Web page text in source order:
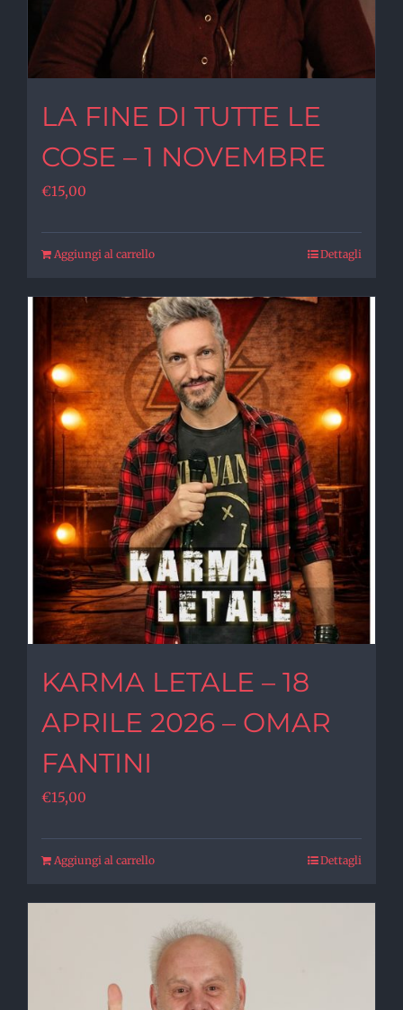
LA FINE DI TUTTE LE
COSE – 1 NOVEMBRE
€15,00
Aggiungi al carrello Dettagli
KARMA LETALE – 18
APRILE 2026 – OMAR
FANTINI
€15,00
Aggiungi al carrello Dettagli